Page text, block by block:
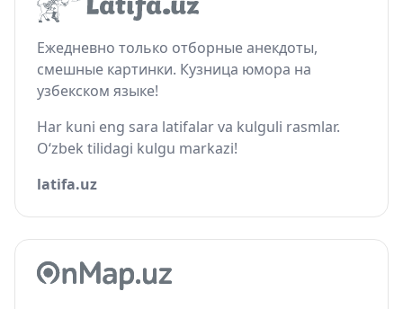
Ежедневно только отборные анекдоты,
смешные картинки. Кузница юмора на
узбекском языке!
Har kuni eng sara latifalar va kulguli rasmlar.
O‘zbek tilidagi kulgu markazi!
latifa.uz